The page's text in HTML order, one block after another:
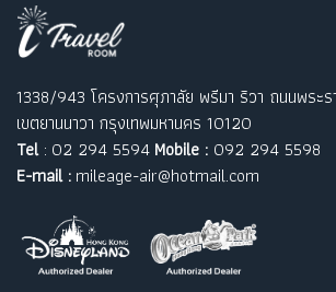
1338/943 โครงการศุภาลัย พรีมา ริวา ถนนพระ
เขตยานนาวา กรุงเทพมหานคร 10120
Tel: 02 294 5594 Mobile : 092 294 5598
E-mail : mileage-air@hotmail.com